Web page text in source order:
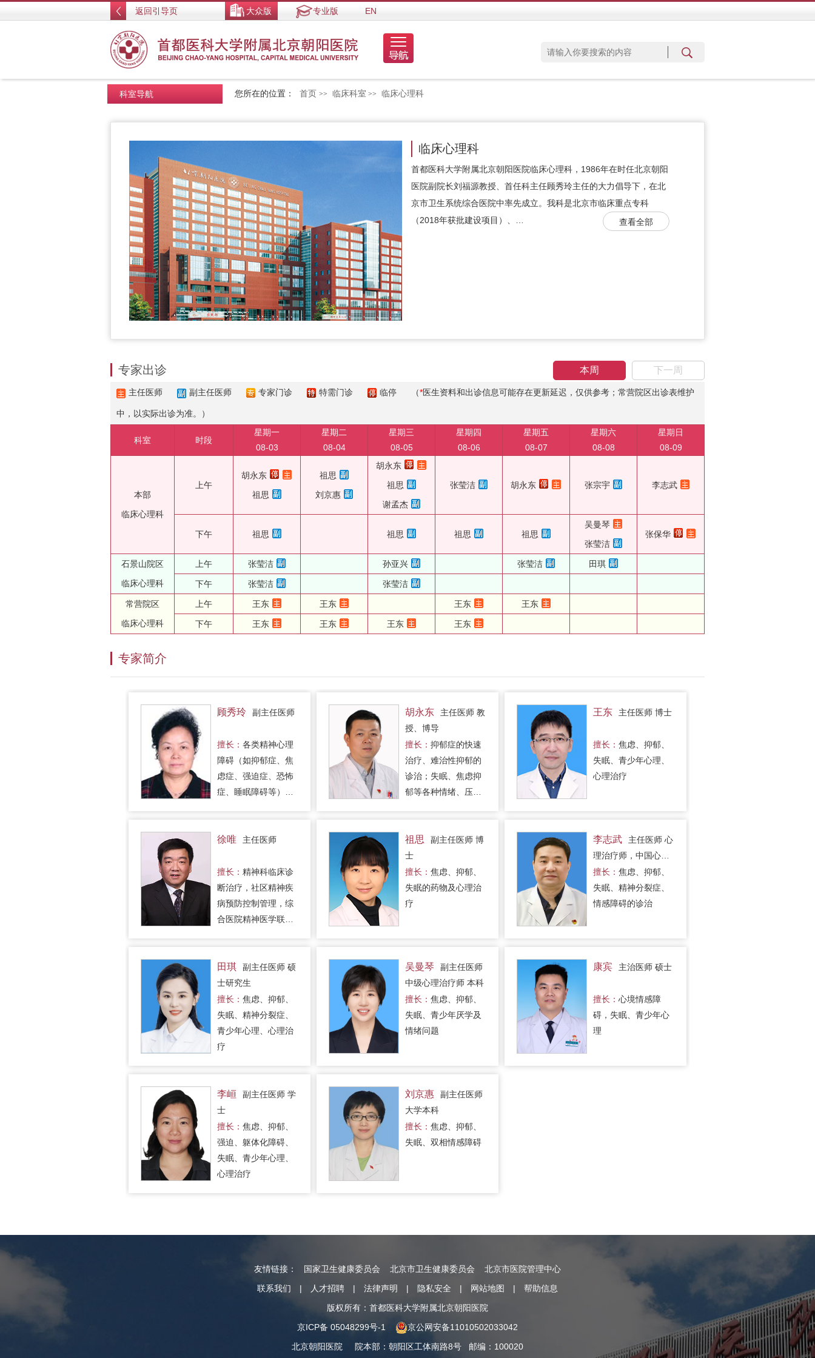
返回引导页 大众版 专业版 EN
您所在的位置： 首页 >> 临床科室 >> 临床心理科
科室导航
临床心理科
首都医科大学附属北京朝阳医院临床心理科，1986年在时任北京朝阳
医院副院长刘福源教授、首任科主任顾秀玲主任的大力倡导下，在北
京市卫生系统综合医院中率先成立。我科是北京市临床重点专科
（2018年获批建设项目）、…
查看全部
本周 下一周
专家出诊
主任医师 副主任医师 专家门诊 特需门诊 临停 （*医生资料和出诊信息可能存在更新延迟，仅供参考；常营院区出诊表维护
中，以实际出诊为准。）
科室 时段
星期一
08-03
星期二
08-04
星期三
08-05
星期四
08-06
星期五
08-07
星期六
08-08
星期日
08-09
本部
临床心理科
上午
胡永东
祖思
祖思
刘京惠
胡永东
祖思
谢孟杰
张莹洁 胡永东 张宗宇 李志武
下午 祖思 祖思 祖思 祖思
吴曼琴
张莹洁
张保华
石景山院区
临床心理科
上午 张莹洁 孙亚兴 张莹洁 田琪
下午 张莹洁 张莹洁
常营院区
临床心理科
上午 王东 王东 王东 王东
下午 王东 王东 王东 王东
专家简介
顾秀玲 副主任医师
擅长： 各类精神心理
障碍（如抑郁症、焦
虑症、强迫症、恐怖
症、睡眠障碍等）。
碍。个体心理治疗，
胡永东
主任医师 教
授、博导
擅长： 抑郁症的快速
治疗、难治性抑郁的
诊治；失眠、焦虑抑
郁等各种情绪、压力
范化的、个体化的、
全病程的治疗。
王东 主任医师 博士
擅长： 焦虑、抑郁、
失眠、青少年心理、
心理治疗
徐唯 主任医师
擅长： 精神科临床诊
断治疗，社区精神疾
病预防控制管理，综
合医院精神医学联络
治疗。
祖思
副主任医师 博
士
擅长： 焦虑、抑郁、
失眠的药物及心理治
疗
李志武
主任医师 心
理治疗师，中国心理
学会注册心理师，硕
士
擅长： 焦虑、抑郁、
失眠、精神分裂症、
情感障碍的诊治
田琪
副主任医师 硕
士研究生
擅长： 焦虑、抑郁、
失眠、精神分裂症、
青少年心理、心理治
疗
吴曼琴
副主任医师
中级心理治疗师 本科
擅长： 焦虑、抑郁、
失眠、青少年厌学及
情绪问题
康宾 主治医师 硕士
擅长： 心境情感障
碍，失眠、青少年心
理
李峘
副主任医师 学
士
擅长： 焦虑、抑郁、
强迫、躯体化障碍、
失眠、青少年心理、
心理治疗
刘京惠
副主任医师
大学本科
擅长： 焦虑、抑郁、
失眠、双相情感障碍
友情链接： 国家卫生健康委员会 北京市卫生健康委员会
北京市医院管理中心
联系我们
| 人才招聘 | 法律声明 | 隐私安全 | 网站地图 |
帮助信息
版权所有：首都医科大学附属北京朝阳医院
京ICP备 05048299号-1
京公网安备11010502033042
北京朝阳医院
院本部 ： 朝阳区工体南路8号 邮编：100020